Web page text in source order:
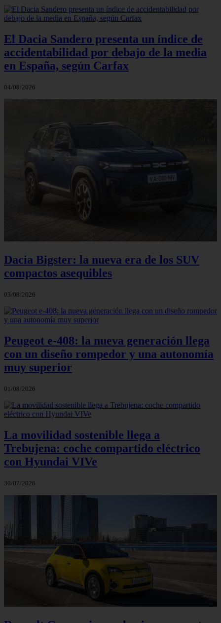
El Dacia Sandero presenta un índice de
accidentabilidad por debajo de la media
en España, según Carfax
04/08/2026
Dacia Bigster: la nueva era de los SUV
compactos asequibles
03/08/2026
Peugeot e-408: la nueva generación llega
con un diseño rompedor y una autonomía
muy superior
01/08/2026
La movilidad sostenible llega a
Trebujena: coche compartido eléctrico
con Hyundai VIVe
30/07/2026